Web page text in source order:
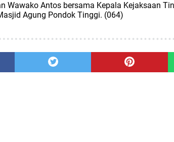
Wawako Antos bersama Kepala Kejaksaan
Agung Pondok Tinggi. (064)